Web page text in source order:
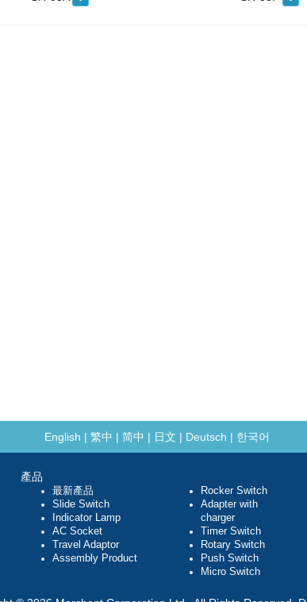
English | 繁中 | 简中 | 日文 | Deutsch | 한국어
產品
最新產品
Slide Switch
Indicator Lamp
AC Socket
Travel Adaptor
Assembly Product
Rocker Switch
Adapter with
charger
Timer Switch
Rotary Switch
Push Switch
Micro Switch